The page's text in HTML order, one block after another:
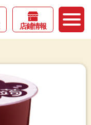
店鋪情報